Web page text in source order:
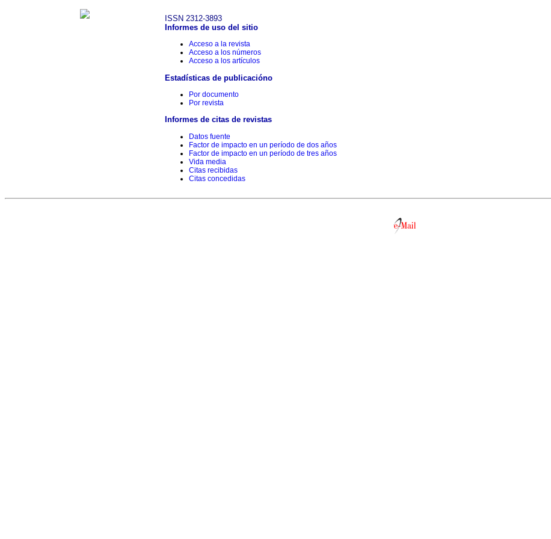
ISSN 2312-3893
Informes de uso del sitio
Acceso a la revista
Acceso a los números
Acceso a los artículos
Estadísticas de publicacióno
Por documento
Por revista
Informes de citas de revistas
Datos fuente
Factor de impacto en un período de dos años
Factor de impacto en un período de tres años
Vida media
Citas recibidas
Citas concedidas